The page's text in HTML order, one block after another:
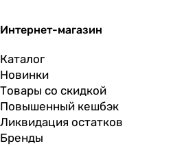
Интернет-магазин
Каталог
Новинки
Товары со скидкой
Повышенный кешбэк
Ликвидация остатков
Бренды